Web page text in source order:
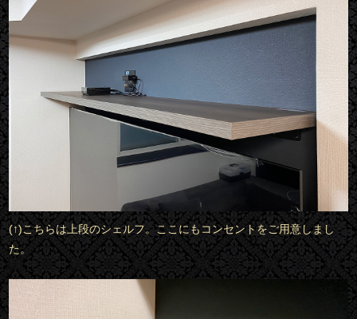
(↑)こちらは上段のシェルフ。ここにもコンセントをご用意しまし
た。